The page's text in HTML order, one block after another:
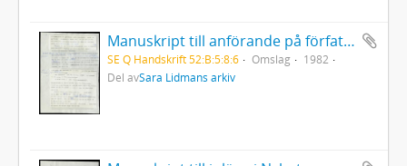
Manuskript till anförande på författarnas attack i Luleå och Skellefteå 27-28/10 1982
SE Q Handskrift 52:B:5:8:6 Omslag
1982
Del avSara Lidmans arkiv